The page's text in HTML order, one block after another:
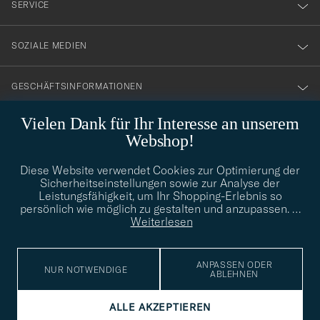
Vielen Dank für Ihr Interesse an unserem
Webshop!
Diese Website verwendet Cookies zur Optimierung der
Sicherheitseinstellungen sowie zur Analyse der
Leistungsfähigkeit, um Ihr Shopping-Erlebnis so
persönlich wie möglich zu gestalten und anzupassen. …
Weiterlesen
NUR NOTWENDIGE
ANPASSEN ODER
ABLEHNEN
ALLE AKZEPTIEREN
SERVICE
SOZIALE MEDIEN
GESCHÄFTSINFORMATIONEN
info@careofcarl.de
Benötigen Sie Hilfe bei der Suche nach Ihrem persönlichen Stil?
Wenden Sie sich an uns, wir helfen Ihnen gerne weiter!
STILBERATUNG